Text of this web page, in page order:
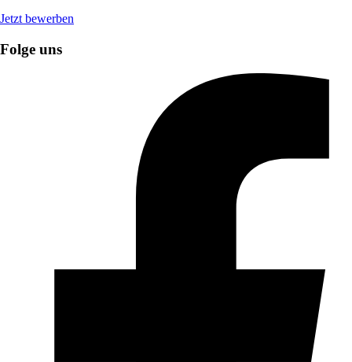
Jetzt bewerben
Folge uns